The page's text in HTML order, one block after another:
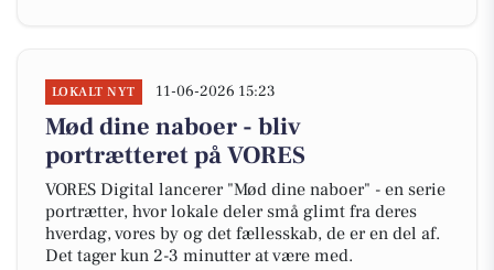
LOKALT NYT 11-06-2026 15:23
Mød dine naboer - bliv
portrætteret på VORES
VORES Digital lancerer "Mød dine naboer" - en serie
portrætter, hvor lokale deler små glimt fra deres
hverdag, vores by og det fællesskab, de er en del af.
Det tager kun 2-3 minutter at være med.